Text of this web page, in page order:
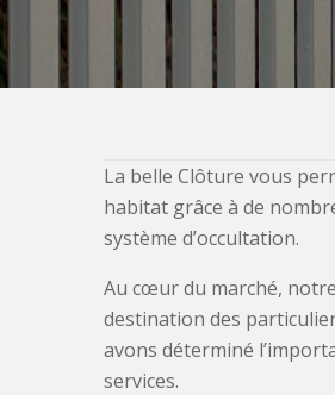
La belle Clôture vous
habitat grâce à de
système d’occultation.
Au cœur du marché,
destination des
avons déterminé
services.